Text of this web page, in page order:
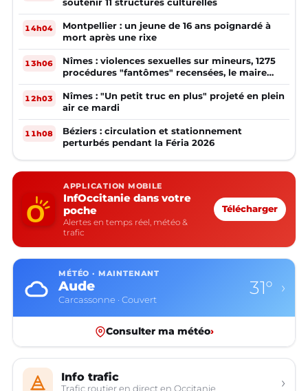
soutenir 11 structures culturelles
14h04
Montpellier : un jeune de 16 ans poignardé à
mort après une rixe
13h06
Nîmes : violences sexuelles sur mineurs, 1275
procédures "fantômes" recensées, le maire
réagit
12h03
Nîmes : "Un petit truc en plus" projeté en plein
air ce mardi
11h08
Béziers : circulation et stationnement
perturbés pendant la Féria 2026
APPLICATION MOBILE
InfOccitanie dans votre
poche
Alertes en temps réel, météo &
trafic
Télécharger
MÉTÉO · MAINTENANT
Aude
Carcassonne · Couvert
31° ›
Consulter ma météo›
Info trafic
Trafic routier en direct en Occitanie ›